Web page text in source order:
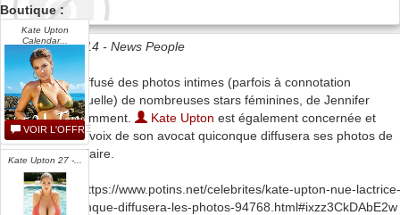
Date 08/09/2014 - News People
Un hacker a diffusé des photos intimes (parfois à connotation
clairement sexuelle) de nombreuses stars féminines, de Jennifer
Lawrence notamment.
Kate Upton est également concernée et
menace par la voix de son avocat quiconque diffusera ses photos de
poursuite judiciaire.
Lire la suite : https://www.potins.net/celebrites/kate-upton-nue-lactrice-
menace-quiconque-diffusera-les-photos-94768.html#ixzz3CkDAbE2w
Boutique :
Kate Upton
Calendar...
VOIR L'OFFRE
Kate Upton 27 -...